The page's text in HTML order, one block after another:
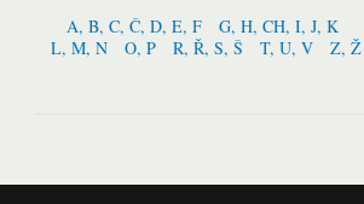
A, B, C, Č, D, E, F
G, H, CH, I, J, K
L, M, N
O, P R, Ř, S, Š T, U, V Z, Ž